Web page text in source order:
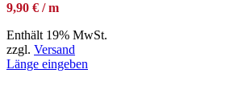
9,90 € / m
Enthält 19% MwSt.
zzgl. Versand
Länge eingeben